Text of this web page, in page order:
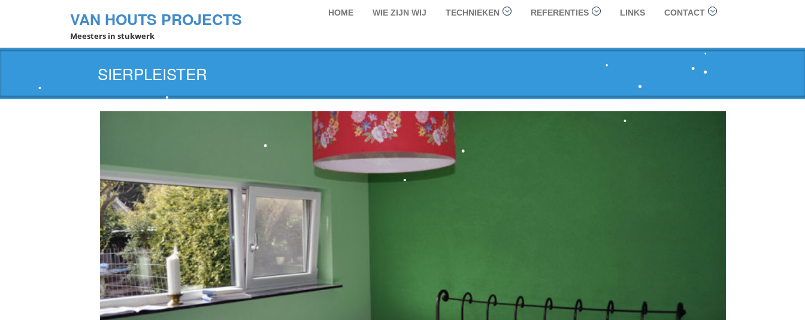
VAN HOUTS PROJECTS
Meesters in stukwerk
HOME WIE ZIJN WIJ TECHNIEKEN REFERENTIES LINKS CONTACT
SIERPLEISTER
•
•
•